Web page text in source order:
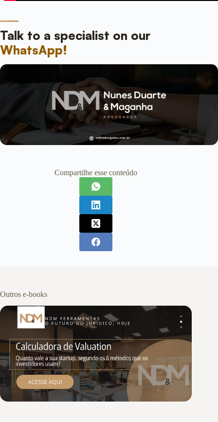
Talk to a specialist on our
WhatsApp!
Compartilhe esse conteúdo
Outros e-books